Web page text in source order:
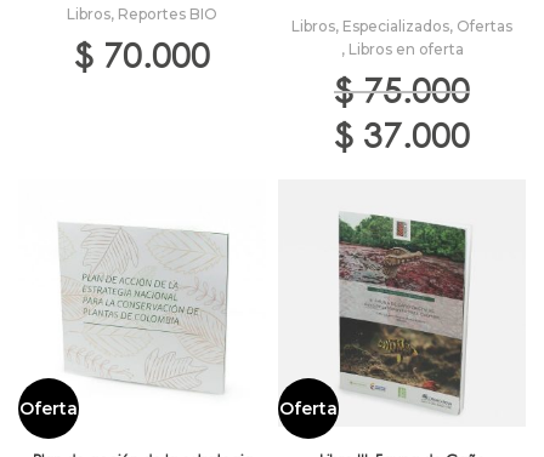
Libros, Reportes BIO
$ 70.000
Libros, Especializados, Ofertas
, Libros en oferta
$75.000
El
precio
$ 75.000.
$ 37.000precio
Oferta Oferta